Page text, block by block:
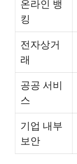
온라인 뱅
킹
전자상거
래
공공 서비
스
기업 내부
보안